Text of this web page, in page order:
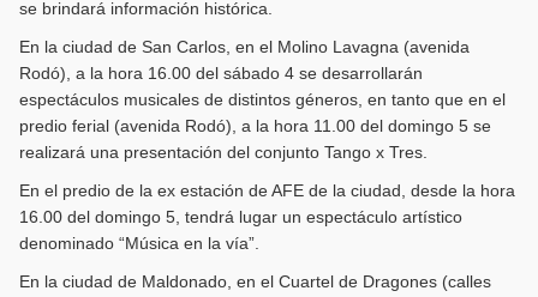
se brindará información histórica.
En la ciudad de San Carlos, en el Molino Lavagna (avenida
Rodó), a la hora 16.00 del sábado 4 se desarrollarán
espectáculos musicales de distintos géneros, en tanto que en el
predio ferial (avenida Rodó), a la hora 11.00 del domingo 5 se
realizará una presentación del conjunto Tango x Tres.
En el predio de la ex estación de AFE de la ciudad, desde la hora
16.00 del domingo 5, tendrá lugar un espectáculo artístico
denominado “Música en la vía”.
En la ciudad de Maldonado, en el Cuartel de Dragones (calles